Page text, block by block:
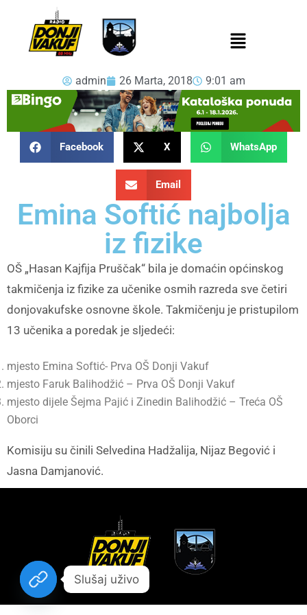
admin 26 Marta, 2018 9:01 am
Facebook X WhatsApp
Email
Emina Softić najbolja
iz fizike
OŠ „Hasan Kajfija Pruščak“ bila je domaćin općinskog
takmičenja iz fizike za učenike osmih razreda sve četiri
donjovakufske osnovne škole. Takmičenju je pristupilom
13 učenika a poredak je sljedeći:
mjesto Emina Softić- Prva OŠ Donji Vakuf
mjesto Faruk Balihodžić – Prva OŠ Donji Vakuf
mjesto dijele Šejma Pajić i Zinedin Balihodžić – Treća OŠ
Oborci
Komisiju su činili Selvedina Hadžalija, Nijaz Begović i
Jasna Damjanović.
Slušaj uživo